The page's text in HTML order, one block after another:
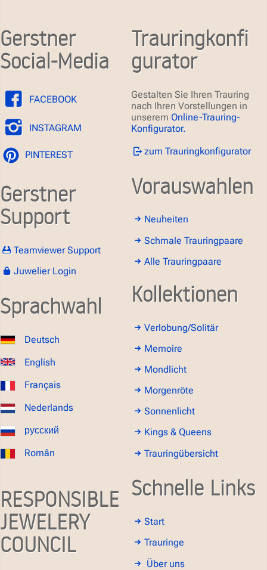
Gerstner
Social-Media
FACEBOOK
INSTAGRAM
PINTEREST
Gerstner
Support
Teamviewer Support
Juwelier Login
Sprachwahl
Deutsch
English
Français
Nederlands
русский
Român
RESPONSIBLE
JEWELERY
COUNCIL
Trauringkonfi
gurator
Gestalten Sie Ihren Trauring
nach Ihren Vorstellungen in
unserem Online-Trauring-
Konfigurator.
zum Trauringkonfigurator
Vorauswahlen
Neuheiten
Schmale Trauringpaare
Alle Trauringpaare
Kollektionen
Verlobung/Solitär
Memoire
Mondlicht
Morgenröte
Sonnenlicht
Kings & Queens
Trauringübersicht
Schnelle Links
Start
Trauringe
Über uns